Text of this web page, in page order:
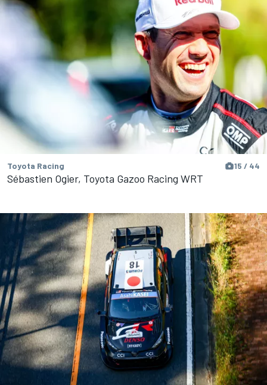
Toyota Racing 15 / 44
Sébastien Ogier, Toyota Gazoo Racing WRT